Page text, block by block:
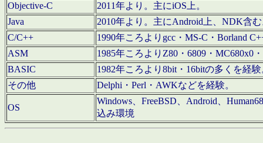
Objective-C
2011年より。主にiOS上。
Java
2010年より。主にAndroid上、NDK含
C/C++
1990年ころよりgcc・MS-C・Borland
ASM
1985年ころよりZ80・6809・MC680x0
BASIC
1982年ころより8bit・16bitの多くを経
その他
Delphi・Perl・AWKなどを経験。
OS
Windows、FreeBSD、Android、
込み環境